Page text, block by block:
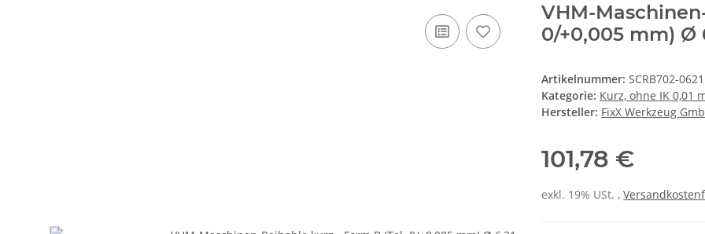
VHM-
0/+0,005 mm) Ø
Artikelnummer: SCRB702-0621
Kategorie: Kurz, ohne IK 0,01
Hersteller: FixX Werkzeug
101,78 €
exkl. 19% USt. ,